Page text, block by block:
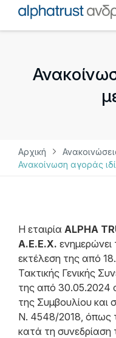
Αρχική
Ανακοίνωση αγοράς
Η εταιρία ALPHA
Α.Ε.Ε.Χ. ενημερώνει
εκτέλεση της από
Τακτικής Γενικής
της από 30.05.2024
της Συμβουλίου
N. 4548/2018, όπως
κατά τη συνεδρίαση